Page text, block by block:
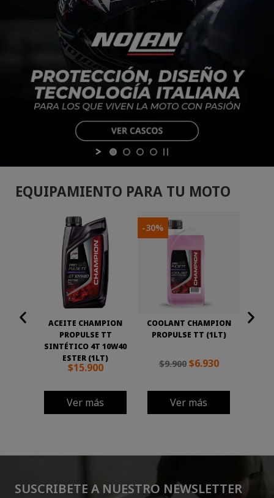
EQUIPAMIENTO PARA TU MOTO
ACEITE CHAMPION
PROPULSE TT
SINTÉTICO 4T 10W40
ESTER (1LT)
$15.900
Ver más
COOLANT CHAMPION
PROPULSE TT (1LT)
$9.900 $6.930
Ver más
-30%
SUSCRIBETE A NUESTRO NEWSLETTER